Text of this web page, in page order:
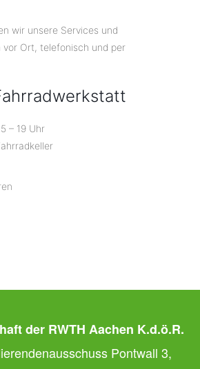
wir unsere Services und
vor Ort, telefonisch und per
– 19 Uhr
der RWTH Aachen K.d.ö.R.
Pontwall 3,